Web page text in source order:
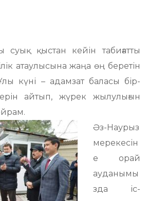
суық қыстан кейін табиғатты
атаулысына жаңа өң беретін
күні – адамзат баласы бір-
айтып, жүрек жылулығын
Әз-Наурыз
мерекесін
е орай
ауданымы
зда іс-